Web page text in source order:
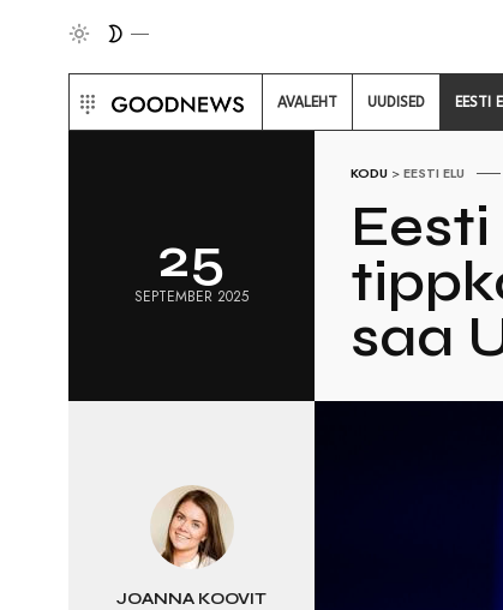
AVALEHT UUDISED EESTI
25
SEPTEMBER 2025
KODU >EESTI ELU
saa
JOANNA KOOVIT